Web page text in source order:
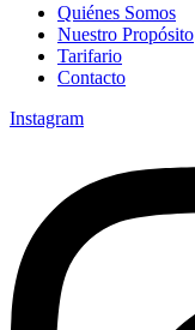
Quiénes Somos
Nuestro Propósito
Tarifario
Contacto
Instagram